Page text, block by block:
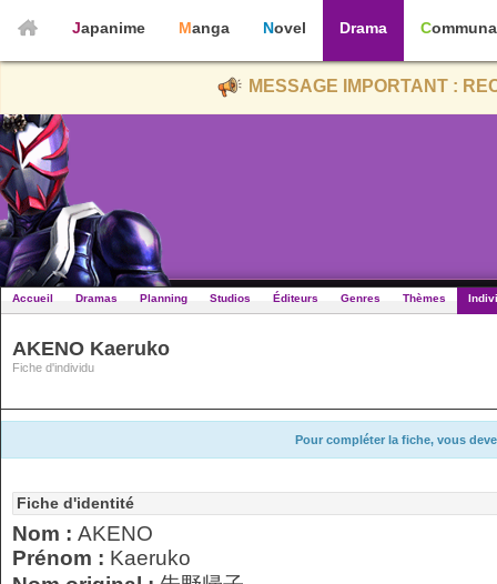
Japanime Manga Novel Drama
MESSAGE IMPORTANT :
Accueil Dramas Planning Studios Éditeurs Genres Thèmes
AKENO Kaeruko
Fiche d'individu
Pour compléter la fiche, vous
Fiche d'identité
Nom : AKENO
Prénom : Kaeruko